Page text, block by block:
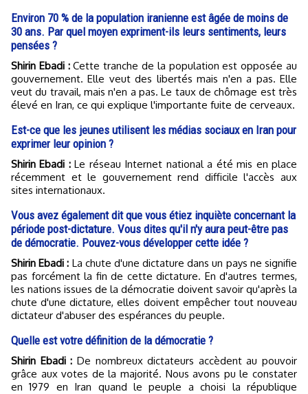
Environ 70 % de la population iranienne est âgée de moins de
30 ans. Par quel moyen expriment-ils leurs sentiments, leurs
pensées ?
Shirin Ebadi :Cette tranche de la population est opposée au
gouvernement. Elle veut des libertés mais n'en a pas. Elle
veut du travail, mais n'en a pas. Le taux de chômage est très
élevé en Iran, ce qui explique l'importante fuite de cerveaux.
Est-ce que les jeunes utilisent les médias sociaux en Iran pour
exprimer leur opinion ?
Shirin Ebadi :Le réseau Internet national a été mis en place
récemment et le gouvernement rend difficile l'accès aux
sites internationaux.
Vous avez également dit que vous étiez inquiète concernant la
période post-dictature. Vous dites qu'il n'y aura peut-être pas
de démocratie. Pouvez-vous développer cette idée ?
Shirin Ebadi : La chute d'une dictature dans un pays ne signifie
pas forcément la fin de cette dictature. En d'autres termes,
les nations issues de la démocratie doivent savoir qu'après la
chute d'une dictature, elles doivent empêcher tout nouveau
dictateur d'abuser des espérances du peuple.
Quelle est votre définition de la démocratie ?
Shirin Ebadi : De nombreux dictateurs accèdent au pouvoir
grâce aux votes de la majorité. Nous avons pu le constater
en 1979 en Iran quand le peuple a choisi la république